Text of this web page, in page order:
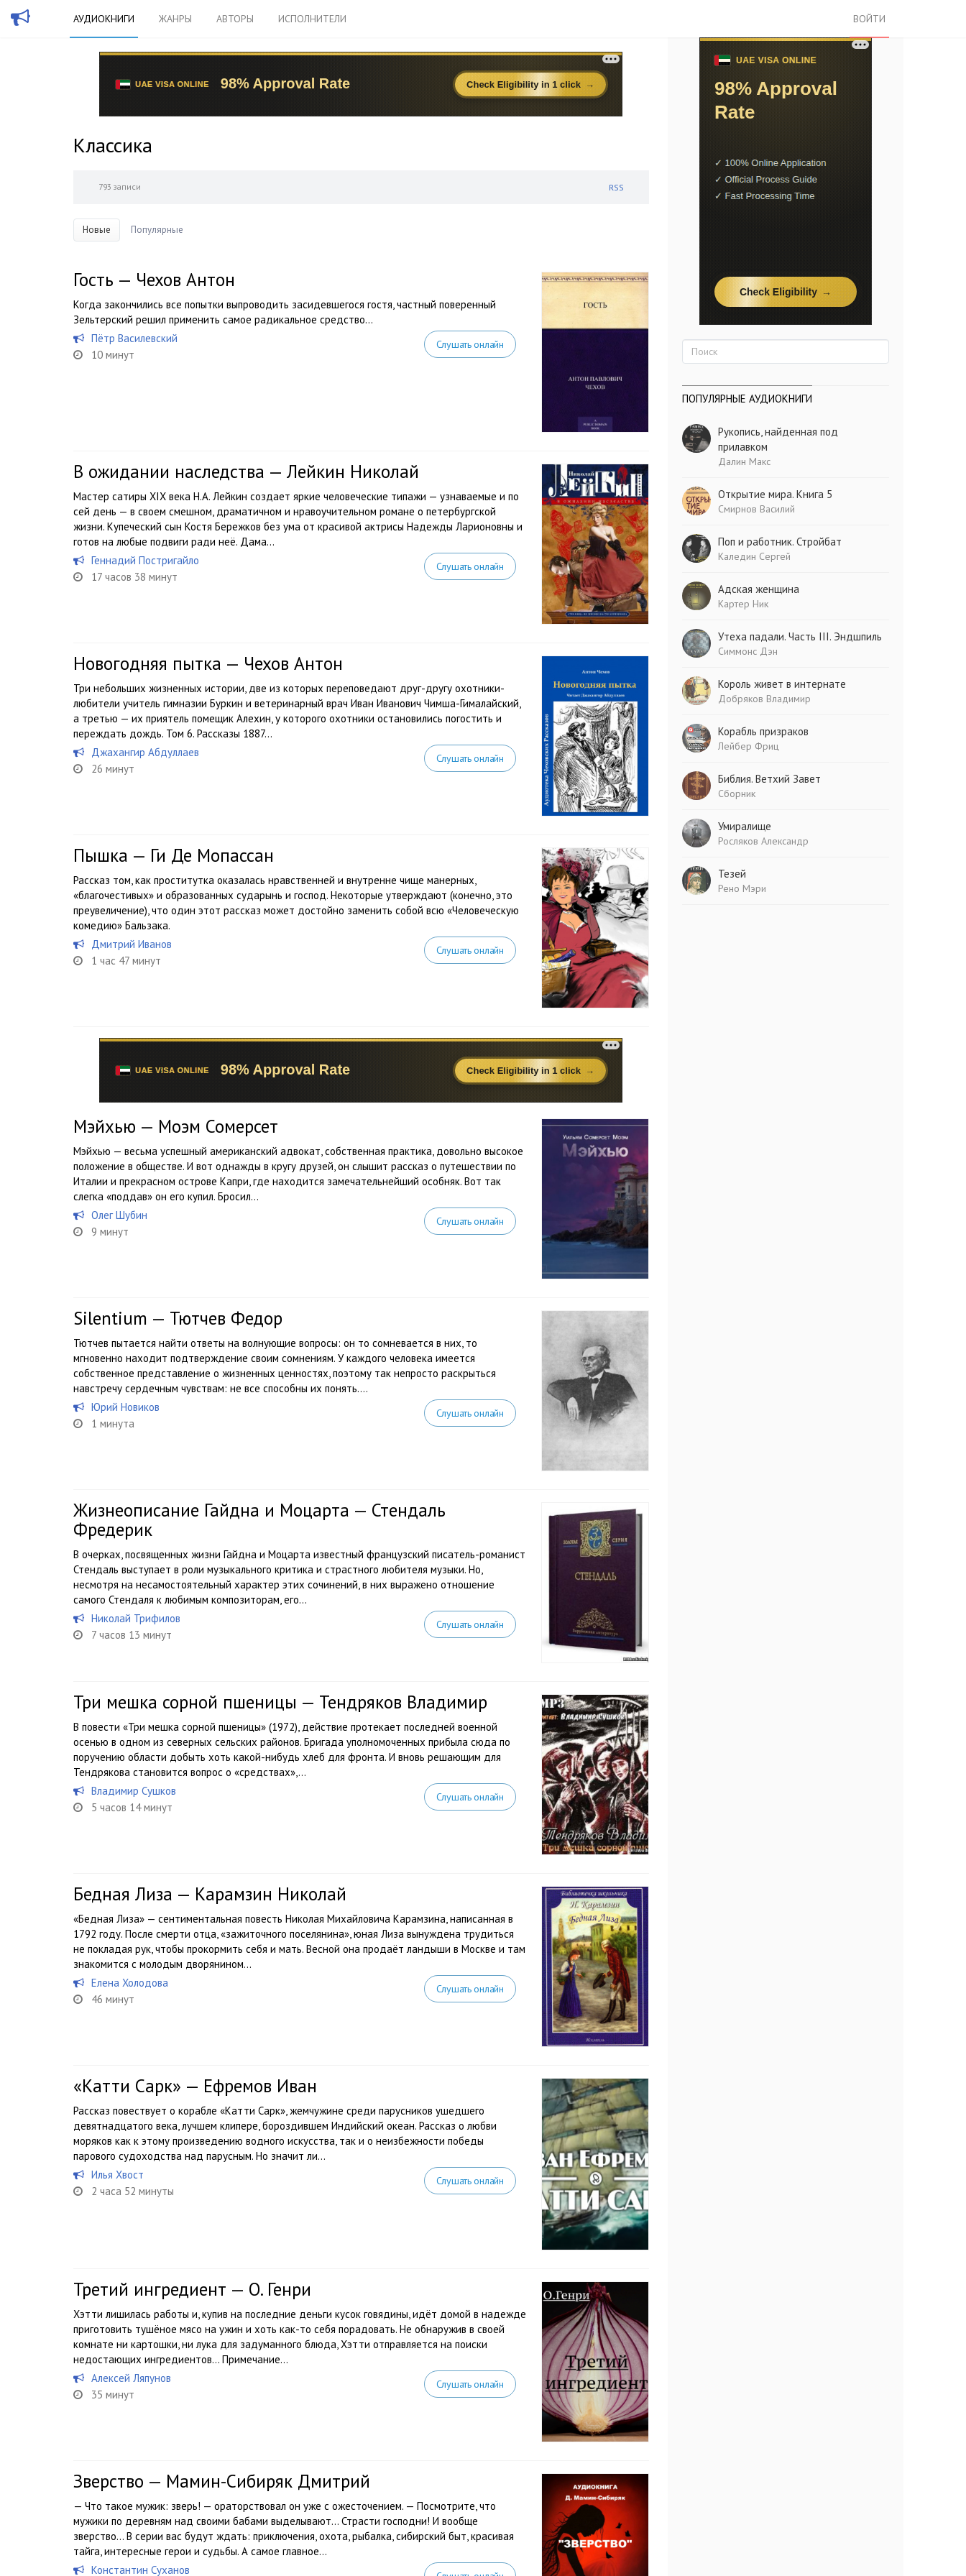
АУДИОКНИГИ ЖАНРЫ АВТОРЫ ИСПОЛНИТЕЛИ ВОЙТИ
Классика
793 записи RSS
Новые Популярные
Гость — Чехов Антон
Когда закончились все попытки выпроводить засидевшегося гостя, частный поверенный
Зельтерский решил применить самое радикальное средство…
Пётр Василевский
10 минут
Слушать онлайн
В ожидании наследства — Лейкин Николай
Мастер сатиры XIX века Н.А. Лейкин создает яркие человеческие типажи — узнаваемые и по
сей день — в своем смешном, драматичном и нравоучительном романе о петербургской
жизни. Купеческий сын Костя Бережков без ума от красивой актрисы Надежды Ларионовны и
готов на любые подвиги ради неё. Дама...
Геннадий Постригайло
17 часов 38 минут
Слушать онлайн
Новогодняя пытка — Чехов Антон
Три небольших жизненных истории, две из которых переповедают друг-другу охотники-
любители учитель гимназии Буркин и ветеринарный врач Иван Иванович Чимша-Гималайский,
а третью — их приятель помещик Алехин, у которого охотники остановились погостить и
переждать дождь. Том 6. Рассказы 1887...
Джахангир Абдуллаев
26 минут
Слушать онлайн
Пышка — Ги Де Мопассан
Рассказ том, как проститутка оказалась нравственней и внутренне чище манерных,
«благочестивых» и образованных сударынь и господ. Некоторые утверждают (конечно, это
преувеличение), что один этот рассказ может достойно заменить собой всю «Человеческую
комедию» Бальзака.
Дмитрий Иванов
1 час 47 минут
Слушать онлайн
Мэйхью — Моэм Сомерсет
Мэйхью — весьма успешный американский адвокат, собственная практика, довольно высокое
положение в обществе. И вот однажды в кругу друзей, он слышит рассказ о путешествии по
Италии и прекрасном острове Капри, где находится замечательнейший особняк. Вот так
слегка «поддав» он его купил. Бросил...
Олег Шубин
9 минут
Слушать онлайн
Silentium — Тютчев Федор
Тютчев пытается найти ответы на волнующие вопросы: он то сомневается в них, то
мгновенно находит подтверждение своим сомнениям. У каждого человека имеется
собственное представление о жизненных ценностях, поэтому так непросто раскрыться
навстречу сердечным чувствам: не все способны их понять....
Юрий Новиков
1 минута
Слушать онлайн
Жизнеописание Гайдна и Моцарта — Стендаль
Фредерик
В очерках, посвященных жизни Гайдна и Моцарта известный французский писатель-романист
Стендаль выступает в роли музыкального критика и страстного любителя музыки. Но,
несмотря на несамостоятельный характер этих сочинений, в них выражено отношение
самого Стендаля к любимым композиторам, его...
Николай Трифилов
7 часов 13 минут
Слушать онлайн
Три мешка сорной пшеницы — Тендряков Владимир
В повести «Три мешка сорной пшеницы» (1972), действие протекает последней военной
осенью в одном из северных сельских районов. Бригада уполномоченных прибыла сюда по
поручению области добыть хоть какой-нибудь хлеб для фронта. И вновь решающим для
Тендрякова становится вопрос о «средствах»,...
Владимир Сушков
5 часов 14 минут
Слушать онлайн
Бедная Лиза — Карамзин Николай
«Бедная Лиза» — сентиментальная повесть Николая Михайловича Карамзина, написанная в
1792 году. После смерти отца, «зажиточного поселянина», юная Лиза вынуждена трудиться
не покладая рук, чтобы прокормить себя и мать. Весной она продаёт ландыши в Москве и там
знакомится с молодым дворянином...
Елена Холодова
46 минут
Слушать онлайн
«Катти Сарк» — Ефремов Иван
Рассказ повествует о корабле «Катти Сарк», жемчужине среди парусников ушедшего
девятнадцатого века, лучшем клипере, бороздившем Индийский океан. Рассказ о любви
моряков как к этому произведению водного искусства, так и о неизбежности победы
парового судоходства над парусным. Но значит ли...
Илья Хвост
2 часа 52 минуты
Слушать онлайн
Третий ингредиент — О. Генри
Хэтти лишилась работы и, купив на последние деньги кусок говядины, идёт домой в надежде
приготовить тушёное мясо на ужин и хоть как-то себя порадовать. Не обнаружив в своей
комнате ни картошки, ни лука для задуманного блюда, Хэтти отправляется на поиски
недостающих ингредиентов… Примечание...
Алексей Ляпунов
35 минут
Слушать онлайн
Зверство — Мамин-Сибиряк Дмитрий
— Что такое мужик: зверь! — ораторствовал он уже с ожесточением. — Посмотрите, что
мужики по деревням над своими бабами выделывают… Страсти господни! И вообще
зверство… В серии вас будут ждать: приключения, охота, рыбалка, сибирский быт, красивая
тайга, интересные герои и судьбы. А самое главное...
Константин Суханов
ПОПУЛЯРНЫЕ АУДИОКНИГИ
Рукопись, найденная под
прилавком
Далин Макс
Открытие мира. Книга 5
Смирнов Василий
Поп и работник. Стройбат
Каледин Сергей
Адская женщина
Картер Ник
Утеха падали. Часть III. Эндшпиль
Симмонс Дэн
Король живет в интернате
Добряков Владимир
Корабль призраков
Лейбер Фриц
Библия. Ветхий Завет
Сборник
Умиралище
Росляков Александр
Тезей
Рено Мэри